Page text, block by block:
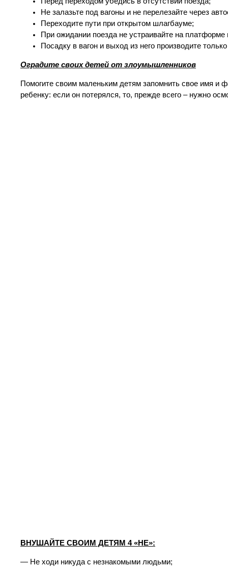
Не залазьте под вагоны и не перелезайте через
Переходите пути при открытом шлагбауме;
При ожидании поезда не устраивайте на
Посадку в вагон и выход из него производите
Оградите своих детей от злоумышленников
Помогите своим маленьким детям запомнить свое имя и
ребенку: если он потерялся, то, прежде всего – нужно
ВНУШАЙТЕ СВОИМ ДЕТЯМ 4 «НЕ»:
— Не ходи никуда с незнакомыми людьми;